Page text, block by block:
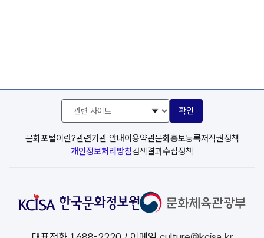
문화포털이란?관련기관 안내이용약관문화홍보등록저작권정책
개인정보처리방침검색결과수집정책
관
사
이
트
확인